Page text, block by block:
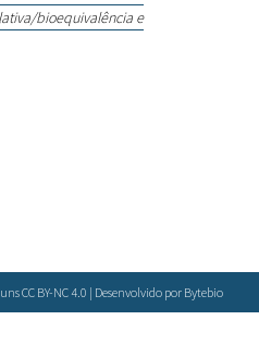
bioequivalência e
CC BY-NC 4.0 | Desenvolvido por Bytebio